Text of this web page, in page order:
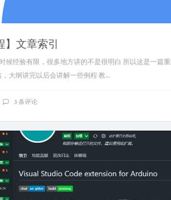
】文章索引
候经验有限，很多地方讲的不是很明白 所以这是一篇
大纲讲完以后会讲解一些例程 教...
3 条评论